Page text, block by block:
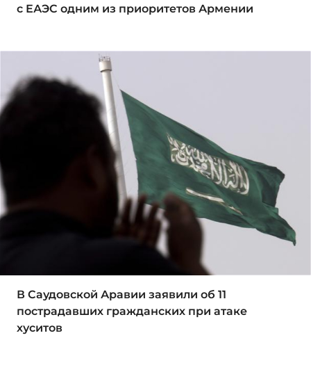
с ЕАЭС одним из приоритетов Армении
В Саудовской Аравии заявили об 11
пострадавших гражданских при атаке
хуситов